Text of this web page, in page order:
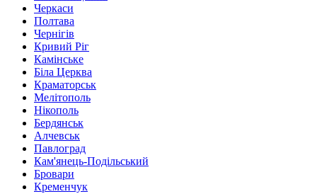
Черкаси
Полтава
Чернігів
Кривий Ріг
Камінське
Біла Церква
Краматорськ
Мелітополь
Нікополь
Бердянськ
Алчевськ
Павлоград
Кам'янець-Подільський
Бровари
Кременчук